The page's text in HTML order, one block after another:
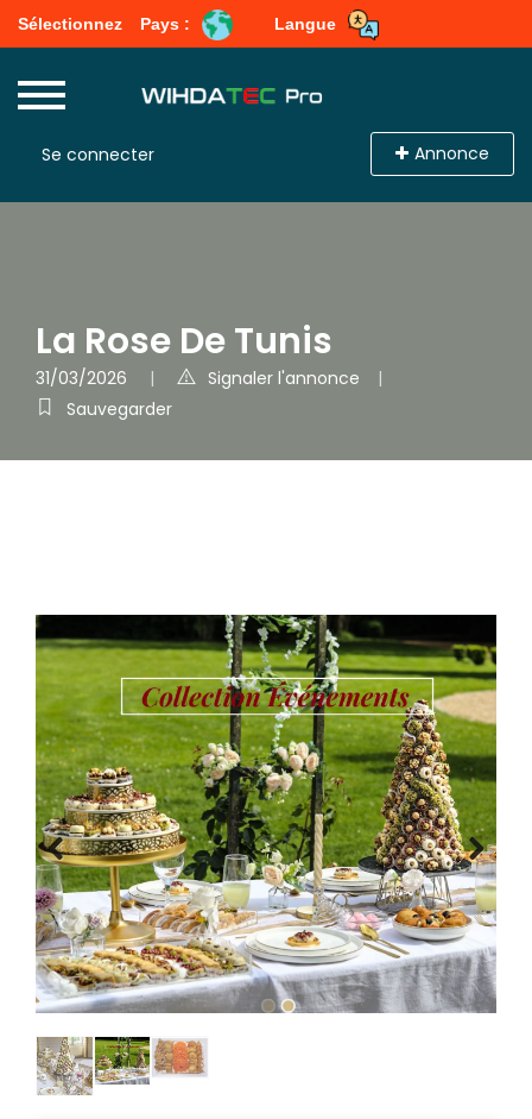
Sélectionnez Pays : Langue
Se connecter Annonce
La Rose De Tunis
31/03/2026
Signaler l'annonce
Sauvegarder
Previous Next